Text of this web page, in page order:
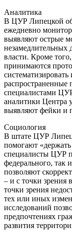
Аналитика
В ЦУР Липецкой
ежедневно
выявляют острые
незамедлительных
власти. Кроме
принимаются
распространенные
специалистами
аналитики Центра
выявляют фейки и
Социология
В штате ЦУР
помогают
специалисты ЦУР
федерального, так
позволяют
– и с точки зрения
точки зрения
тех или иных
исследований
предпочтениях
развития